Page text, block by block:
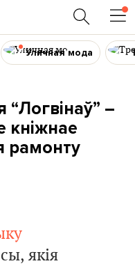
Уличная мода
–
кніжнае
рамонту
якія